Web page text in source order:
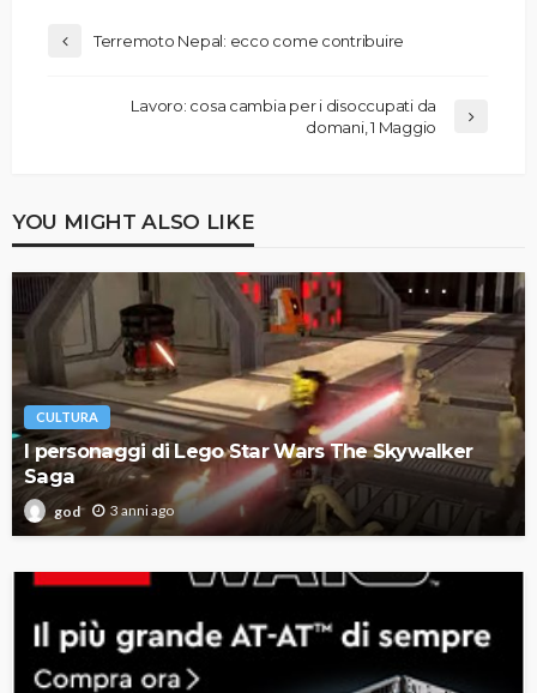
Terremoto Nepal: ecco come contribuire
Lavoro: cosa cambia per i disoccupati da
domani, 1 Maggio
YOU MIGHT ALSO LIKE
CULTURA
I personaggi di Lego Star Wars The Skywalker
Saga
god 3 anni ago